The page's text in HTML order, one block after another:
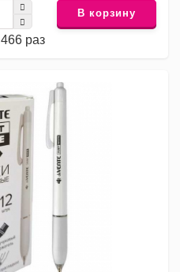
раз
В корзину